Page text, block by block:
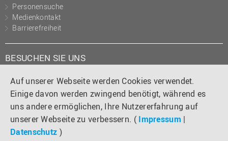
Auf unserer Webseite werden Cookies verwendet.
Einige davon werden zwingend benötigt, während es
uns andere ermöglichen, Ihre Nutzererfahrung auf
unserer Webseite zu verbessern. ( Impressum |
Datenschutz )
Personensuche
Medienkontakt
Barrierefreiheit
BESUCHEN SIE UNS
Instagram
TiktokLinkedIn
YouTube
Facebook